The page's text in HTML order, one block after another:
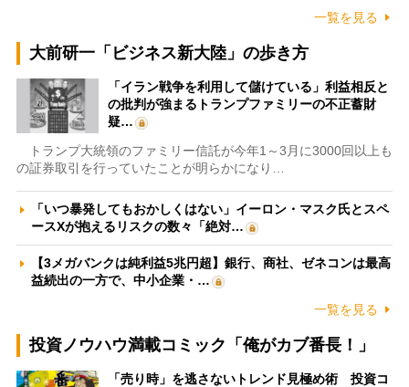
一覧を見る
大前研一「ビジネス新大陸」の歩き方
「イラン戦争を利用して儲けている」利益相反と
の批判が強まるトランプファミリーの不正蓄財
疑…
トランプ大統領のファミリー信託が今年1～3月に3000回以上も
の証券取引を行っていたことが明らかになり…
「いつ暴発してもおかしくはない」イーロン・マスク氏とスペ
ースXが抱えるリスクの数々「絶対…
【3メガバンクは純利益5兆円超】銀行、商社、ゼネコンは最高
益続出の一方で、中小企業・…
一覧を見る
投資ノウハウ満載コミック「俺がカブ番長！」
「売り時」を逃さないトレンド見極め術 投資コ